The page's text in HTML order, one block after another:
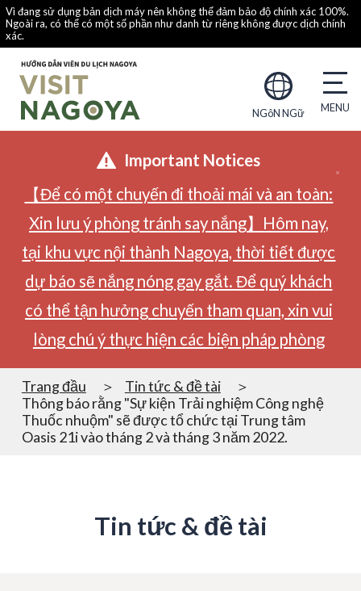
Vì đang sử dụng bản dịch máy nên không thể đảm bảo độ chính xác 100%.
Ngoài ra, có thể có một số phần như danh từ riêng không được dịch chính
xác.
NGôN NGữ
Important Notices
【Để có một chuyến đi thoải mái và an toàn:
Xin lưu ý phòng tránh say nắng】Hôm nay,
tại khu vực nội thành Nagoya, thời tiết được
dự báo sẽ nắng nóng gay gắt. Để quý khách
có thể tận hưởng chuyến tham quan, xin vui
lòng chú ý thực hiện các biện pháp phòng
Trang đầu
Tin tức & đề tài
Thông báo rằng "Sự kiện Trải nghiệm Công nghệ
Thuốc nhuộm" sẽ được tổ chức tại Trung tâm
Oasis 21i vào tháng 2 và tháng 3 năm 2022.
Tin tức & đề tài